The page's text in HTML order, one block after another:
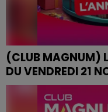
(CLUB MAGNUM)
DU VENDREDI 21
JEU DE